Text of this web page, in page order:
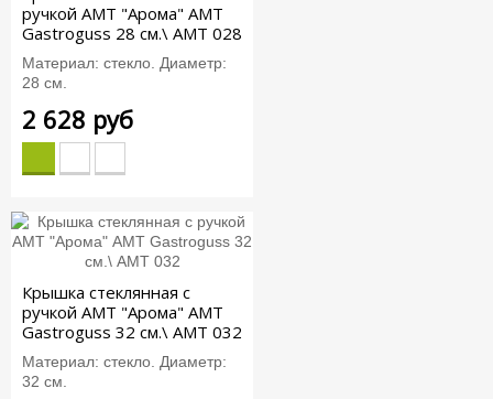
ручкой АМТ "Арома" AMT
Gastroguss 28 см.\ AMT 028
Материал: стекло. Диаметр:
28 см.
2 628 руб
Крышка стеклянная c
ручкой АМТ "Арома" AMT
Gastroguss 32 см.\ AMT 032
Материал: стекло. Диаметр:
32 см.